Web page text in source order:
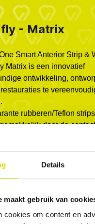
Details
maakt gebruik van
cookies om content en
- Matrix
Smart Anterior Strip &
Matrix is ​​een innovatief
ontwikkeling,
te
rubberen/Teflon
door de
aan de tand aan. De
zodat er zonder
kan worden tijdens de
een twee-in-één
Het